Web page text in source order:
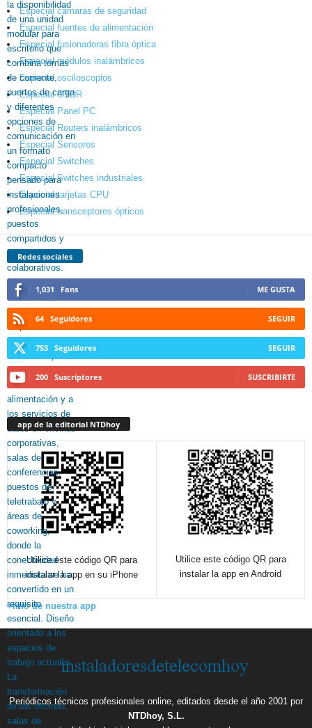
Especial cámaras de seguridad
Especial fuentes de alimentación
Especial fusionadoras fibra óptica
Especial módulos inalámbricos
Especial osciloscopios
Especial OTDR
Especial Panel PC
Especial Routers inalámbricos
Especial Sensores
Especial Switches
Especial Switches industriales
Especial tarjetas CPU
Especial transceptores ópticos
Redes sociales
1,031 Fans ME GUSTA
64 Seguidores SEGUIR
753 Seguidores SEGUIR
200 Suscriptores SUSCRIBIRTE
app de la editorial NTDhoy
Utilice este código QR para
instalar la app en su iPhone
Utilice este código QR para
instalar la app en Android
+info de nuestra app
Periódicos técnicos profesionales online, editados desde el año 2001 por
NTDhoy, S.L.